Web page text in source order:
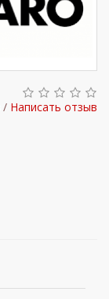
/ Написать отзыв